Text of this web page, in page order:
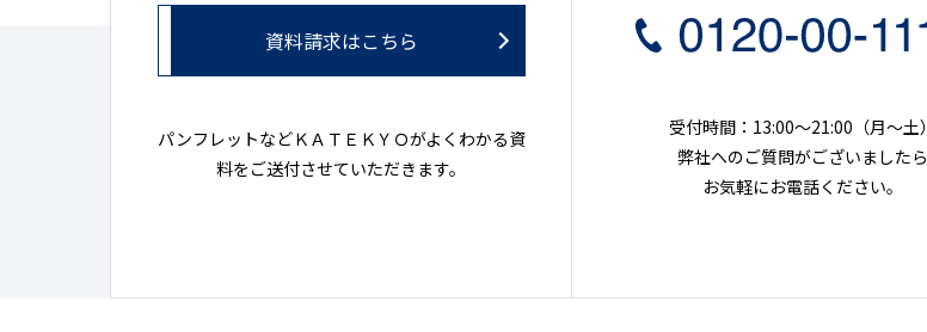
資料請求はこちら
パンフレットなどＫＡＴＥＫＹＯがよくわかる資
料をご送付させていただきます。
受付時間：13:00～21:00（月〜土）
弊社へのご質問がございましたら
お気軽にお電話ください。